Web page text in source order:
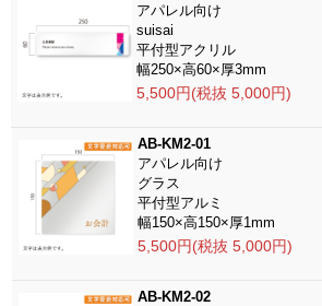
アパレル向け
suisai
平付型アクリル
幅250×高60×厚3mm
5,500円(税抜 5,000円)
AB-KM2-01
アパレル向け
グラス
平付型アルミ
幅150×高150×厚1mm
5,500円(税抜 5,000円)
AB-KM2-02